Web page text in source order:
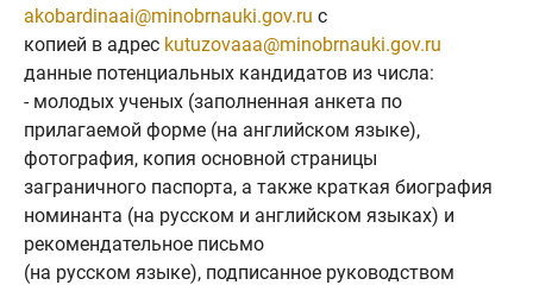
akobardinaai@minobrnauki.gov.ru с
копией в адрес kutuzovaaa@minobrnauki.gov.ru
данные потенциальных кандидатов из числа:
- молодых ученых (заполненная анкета по
прилагаемой форме (на английском языке),
фотография, копия основной страницы
заграничного паспорта, а также краткая биография
номинанта (на русском и английском языках) и
рекомендательное письмо
(на русском языке), подписанное руководством